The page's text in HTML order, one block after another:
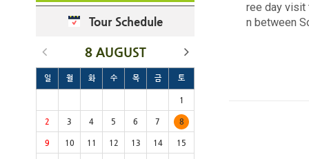
Tour Schedule
8 AUGUST
일 월 화 수 목 금 토
1
2 3 4 5 6 7 8
9 10 11 12 13 14 15
ree day visit
n between